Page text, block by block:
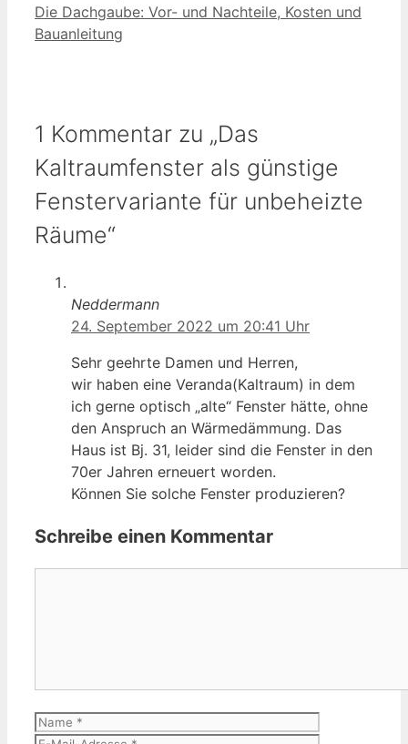
Die Dachgaube: Vor- und Nachteile, Kosten und
Bauanleitung
1 Kommentar zu „Das
Kaltraumfenster als günstige
Fenstervariante für unbeheizte
Räume“
Neddermann
24. September 2022 um 20:41 Uhr
Sehr geehrte Damen und Herren,
wir haben eine Veranda(Kaltraum) in dem
ich gerne optisch „alte“ Fenster hätte, ohne
den Anspruch an Wärmedämmung. Das
Haus ist Bj. 31, leider sind die Fenster in den
70er Jahren erneuert worden.
Können Sie solche Fenster produzieren?
Schreibe einen Kommentar
Name